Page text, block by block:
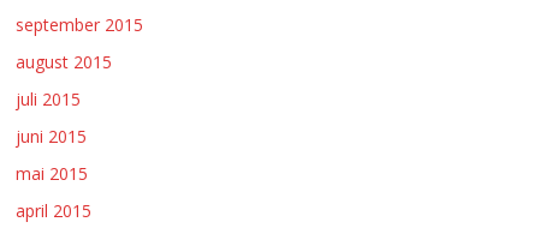
september 2015
august 2015
juli 2015
juni 2015
mai 2015
april 2015